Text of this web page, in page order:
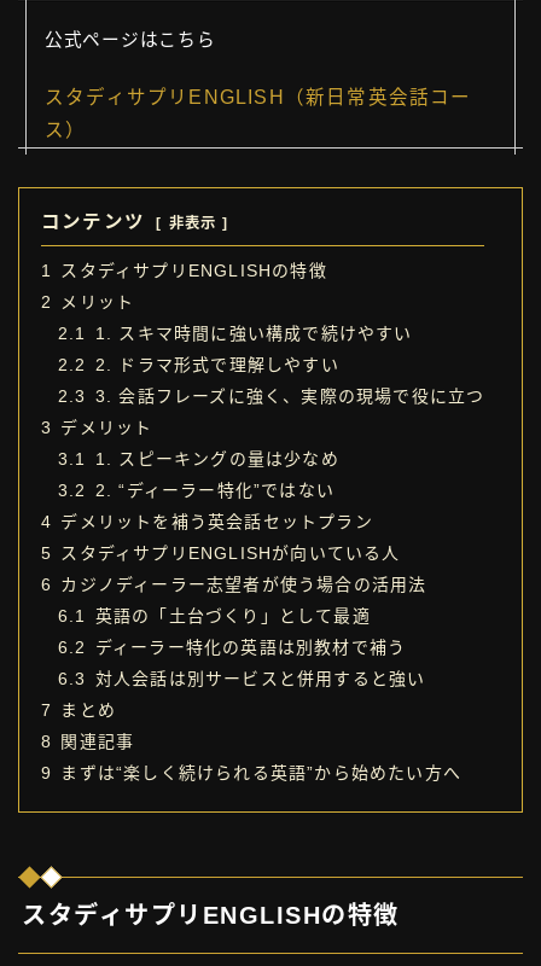
公式ページはこちら
スタディサプリENGLISH（新日常英会話コー
ス）
コンテンツ 非表示
1
スタディサプリENGLISHの特徴
2
メリット
2.1
1. スキマ時間に強い構成で続けやすい
2.2
2. ドラマ形式で理解しやすい
2.3
3. 会話フレーズに強く、実際の現場で役に立つ
3
デメリット
3.1
1. スピーキングの量は少なめ
3.2
2. “ディーラー特化”ではない
4 デメリットを補う英会話セットプラン
5
スタディサプリENGLISHが向いている人
6 カジノディーラー志望者が使う場合の活用法
6.1
英語の「土台づくり」として最適
6.2
ディーラー特化の英語は別教材で補う
6.3
対人会話は別サービスと併用すると強い
7
まとめ
8
関連記事
9
まずは“楽しく続けられる英語”から始めたい方へ
スタディサプリENGLISHの特徴